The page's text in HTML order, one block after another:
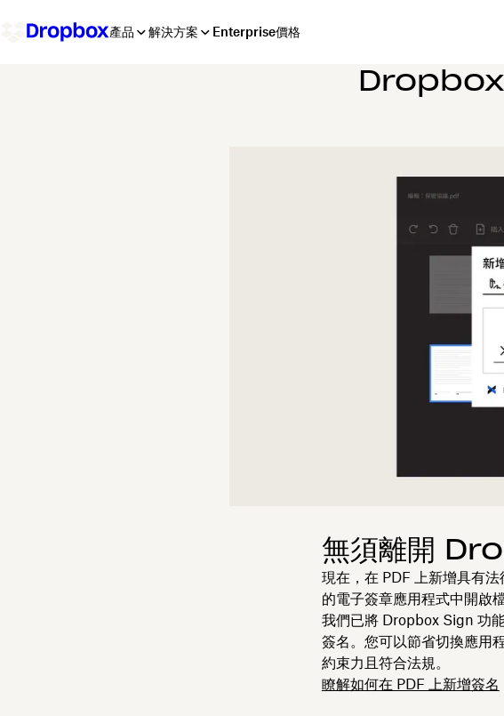
產品 解決方案 Enterprise價格
Dropbox
無須離開
現在，在 PDF 上新增具有
的電子簽章應用程式中開啟檔
我們已將 Dropbox Sign 功
簽名。您可以節省切換應用
約束力且符合法規。
瞭解如何在 PDF 上新增簽名